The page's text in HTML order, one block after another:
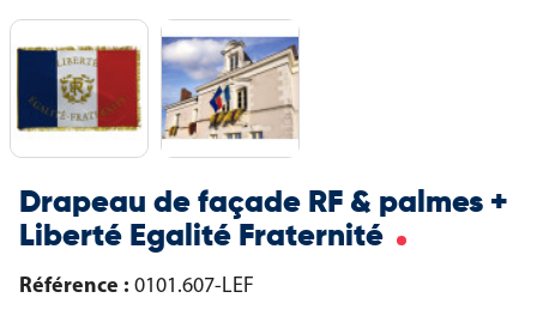
Drapeau de façade RF & palmes +
Liberté Egalité Fraternité
Référence : 0101.607-LEF